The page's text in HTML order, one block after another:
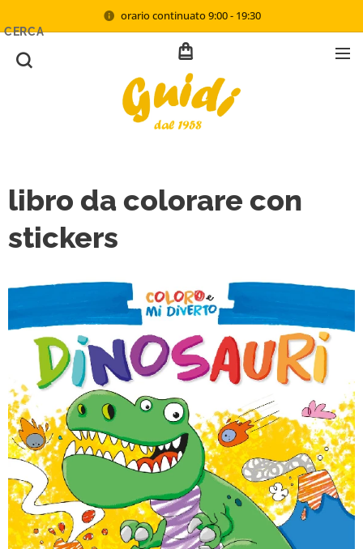
orario continuato 9:00 - 19:30
CERCA
libro da colorare con
stickers